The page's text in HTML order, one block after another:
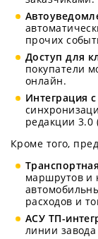
прочих
Доступ для
покупатели
онлайн.
Интеграция
редакции
Кроме того,
маршрутов и
расходов и
АСУ ТП-
линии